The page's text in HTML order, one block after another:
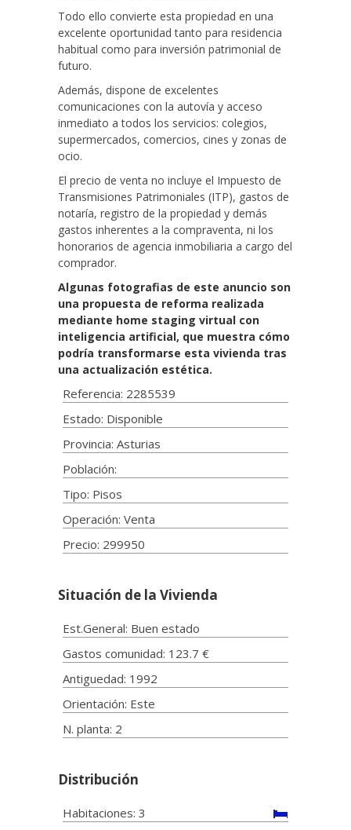
Todo ello convierte esta propiedad en una
excelente oportunidad tanto para residencia
habitual como para inversión patrimonial de
futuro.
Además, dispone de excelentes
comunicaciones con la autovía y acceso
inmediato a todos los servicios: colegios,
supermercados, comercios, cines y zonas de
ocio.
El precio de venta no incluye el Impuesto de
Transmisiones Patrimoniales (ITP), gastos de
notaría, registro de la propiedad y demás
gastos inherentes a la compraventa, ni los
honorarios de agencia inmobiliaria a cargo del
comprador.
Algunas fotografias de este anuncio son
una propuesta de reforma realizada
mediante home staging virtual con
inteligencia artificial, que muestra cómo
podría transformarse esta vivienda tras
una actualización estética.
Referencia: 2285539
Estado: Disponible
Provincia: Asturias
Población:
Tipo: Pisos
Operación: Venta
Precio: 299950
Situación de la Vivienda
Est.General: Buen estado
Gastos comunidad: 123.7 €
Antiguedad: 1992
Orientación: Este
N. planta: 2
Distribución
Habitaciones: 3